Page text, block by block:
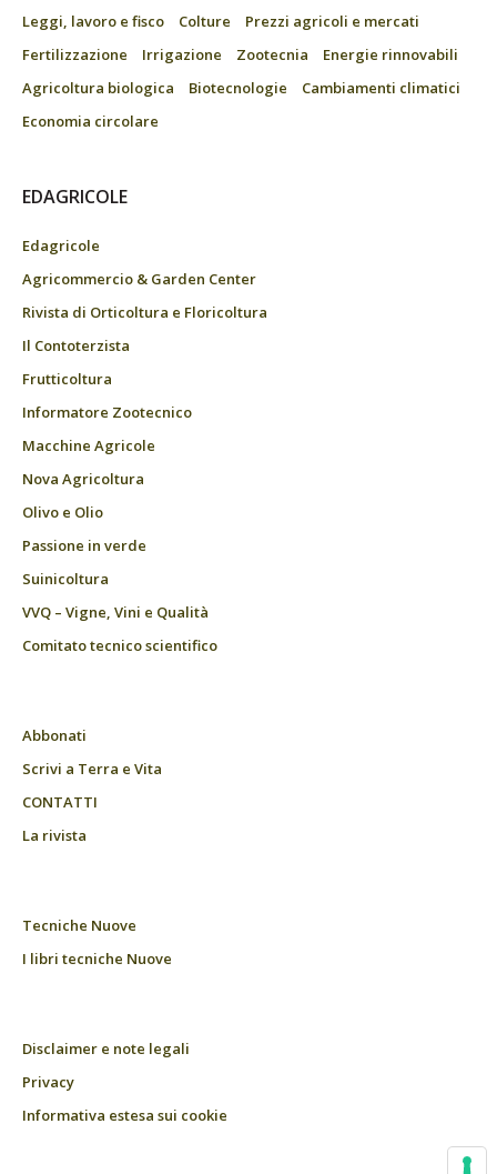
Leggi, lavoro e fisco
Colture
Prezzi agricoli e mercati
Fertilizzazione
Irrigazione Zootecnia
Energie rinnovabili
Agricoltura biologica
Biotecnologie
Cambiamenti climatici
Economia circolare
EDAGRICOLE
Edagricole
Agricommercio & Garden Center
Rivista di Orticoltura e Floricoltura
Il Contoterzista
Frutticoltura
Informatore Zootecnico
Macchine Agricole
Nova Agricoltura
Olivo e Olio
Passione in verde
Suinicoltura
VVQ – Vigne, Vini e Qualità
Comitato tecnico scientifico
Abbonati
Scrivi a Terra e Vita
CONTATTI
La rivista
Tecniche Nuove
I libri tecniche Nuove
Disclaimer e note legali
Privacy
Informativa estesa sui cookie